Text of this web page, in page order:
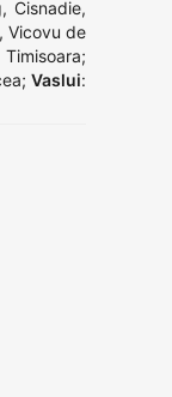
, Cisnadie,
,Vicovu de
Timisoara;
;Vaslui: